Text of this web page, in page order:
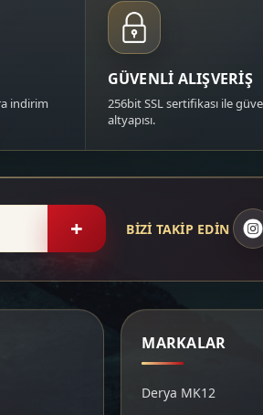
indirim
GÜVENLİ ALIŞVERİŞ
256bit SSL sertifikası ile
altyapısı.
+ BİZİ TAKİP EDİN
MARKALAR
Derya MK12